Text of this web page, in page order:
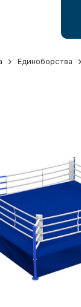
Единоборства